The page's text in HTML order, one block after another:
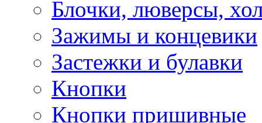
Блочки, люверсы,
Зажимы и концевики
Застежки и булавки
Кнопки
Кнопки пришивные